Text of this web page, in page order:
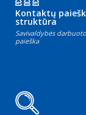
Kontaktų
struktūra
Savivaldybės
paieška